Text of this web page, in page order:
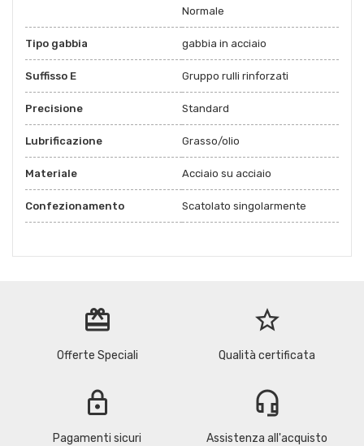
Normale
Tipo gabbia gabbia in acciaio
Suffisso E Gruppo rulli rinforzati
Precisione Standard
Lubrificazione Grasso/olio
Materiale Acciaio su acciaio
Confezionamento Scatolato singolarmente
redeem
Offerte Speciali
star_border
Qualità certificata
lock
Pagamenti sicuri
headset_mic
Assistenza all'acquisto